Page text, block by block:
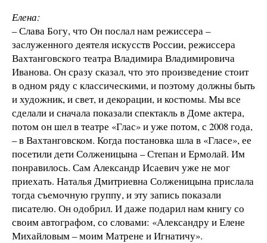
Елена:
– Слава Богу, что Он послал нам режиссера –
заслуженного деятеля искусств России, режиссера
Вахтанговского театра Владимира Владимировича
Иванова. Он сразу сказал, что это произведение стоит
в одном ряду с классическими, и поэтому должны быть
и художник, и свет, и декорации, и костюмы. Мы все
сделали и сначала показали спектакль в Доме актера,
потом он шел в театре «Глас» и уже потом, с 2008 года,
– в Вахтанговском. Когда постановка шла в «Гласе», ее
посетили дети Солженицына – Степан и Ермолай. Им
понравилось. Сам Александр Исаевич уже не мог
приехать. Наталья Дмитриевна Солженицына прислала
тогда съемочную группу, и эту запись показали
писателю. Он одобрил. И даже подарил нам книгу со
своим автографом, со словами: «Александру и Елене
Михайловым – моим Матрене и Игнатичу».